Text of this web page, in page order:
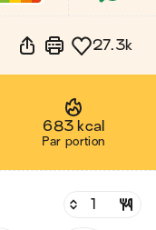
27.3k
683 kcal
Par portion